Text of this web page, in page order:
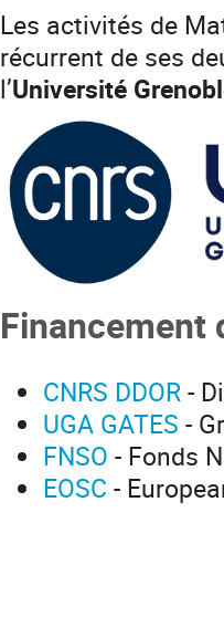
Les activités de
récurrent de ses
l’Université
Financement
CNRS DDOR-
UGA GATES -
FNSO - Fonds
EOSC -